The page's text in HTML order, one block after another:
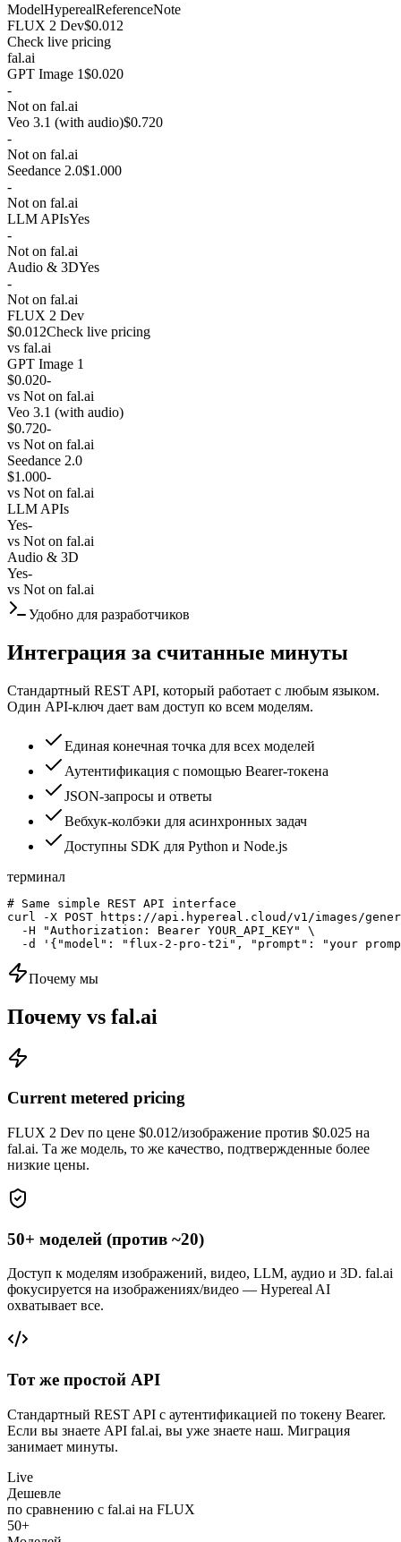
ModelHyperealReferenceNote
FLUX 2 Dev$0.012
Check live pricing
fal.ai
GPT Image 1$0.020
-
Not on fal.ai
Veo 3.1 (with audio)$0.720
-
Not on fal.ai
Seedance 2.0$1.000
-
Not on fal.ai
LLM APIsYes
-
Not on fal.ai
Audio & 3DYes
-
Not on fal.ai
FLUX 2 Dev
$0.012Check live pricing
vs fal.ai
GPT Image 1
$0.020-
vs Not on fal.ai
Veo 3.1 (with audio)
$0.720-
vs Not on fal.ai
Seedance 2.0
$1.000-
vs Not on fal.ai
LLM APIs
Yes-
vs Not on fal.ai
Audio & 3D
Yes-
vs Not on fal.ai
Удобно для разработчиков
Интеграция за считанные минуты
Стандартный REST API, который работает с любым языком.
Один API-ключ дает вам доступ ко всем моделям.
Единая конечная точка для всех моделей
Аутентификация с помощью Bearer-токена
JSON-запросы и ответы
Вебхук-колбэки для асинхронных задач
Доступны SDK для Python и Node.js
терминал
# Same simple REST API interface
curl -X POST https://api.hypereal.cloud/v1/images/
  -H "Authorization: Bearer YOUR_API_KEY" \
-d '{"model": "flux-2-pro-t2i", "prompt": "your
Почему мы
Почему vs fal.ai
Current metered pricing
FLUX 2 Dev по цене $0.012/изображение против $0.025 на
fal.ai. Та же модель, то же качество, подтвержденные более
низкие цены.
50+ моделей (против ~20)
Доступ к моделям изображений, видео, LLM, аудио и 3D. fal.ai
фокусируется на изображениях/видео — Hypereal AI
охватывает все.
Тот же простой API
Стандартный REST API с аутентификацией по токену Bearer.
Если вы знаете API fal.ai, вы уже знаете наш. Миграция
занимает минуты.
Live
Дешевле
по сравнению с fal.ai на FLUX
50+